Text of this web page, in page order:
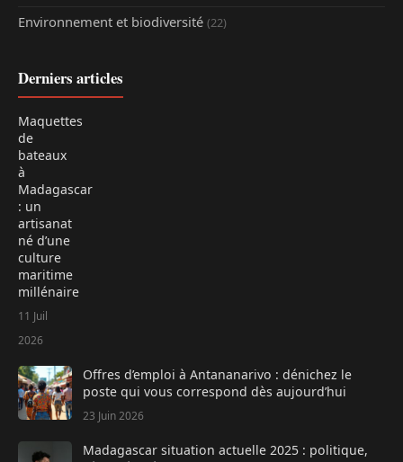
Environnement et biodiversité (22)
Derniers articles
Maquettes
de
bateaux
à
Madagascar
: un
artisanat
né d’une
culture
maritime
millénaire
11 Juil
2026
Offres d’emploi à Antananarivo : dénichez le
poste qui vous correspond dès aujourd’hui
23 Juin 2026
Madagascar situation actuelle 2025 : politique,